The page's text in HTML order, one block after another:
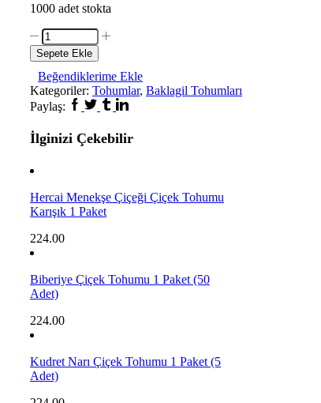
1000 adet stokta
Fasulye
Tohumu
(
Eymen
)
50
1
Paket
Sepete Ekle
Beğendiklerime Ekle
Kategoriler: Tohumlar, Baklagil Tohumları
Paylaş:
İlginizi Çekebilir
Hercai Menekşe Çiçeği Çiçek Tohumu
Karışık 1 Paket
224.00
Biberiye Çiçek Tohumu 1 Paket (50
Adet)
224.00
Kudret Narı Çiçek Tohumu 1 Paket (5
Adet)